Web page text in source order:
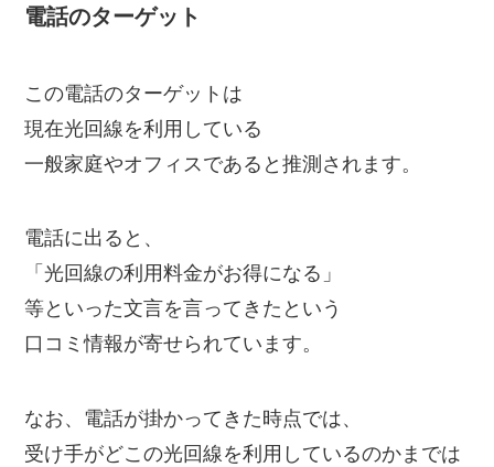
電話のターゲット
この電話のターゲットは
現在光回線を利用している
一般家庭やオフィスであると推測されます。
電話に出ると、
「光回線の利用料金がお得になる」
等といった文言を言ってきたという
口コミ情報が寄せられています。
なお、電話が掛かってきた時点では、
受け手がどこの光回線を利用しているのかまでは